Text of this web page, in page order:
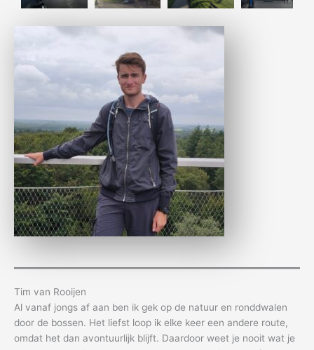
Tim van Rooijen
Al vanaf jongs af aan ben ik gek op de natuur en ronddwalen
door de bossen. Het liefst loop ik elke keer een andere route,
omdat het dan avontuurlijk blijft. Daardoor weet je nooit wat je